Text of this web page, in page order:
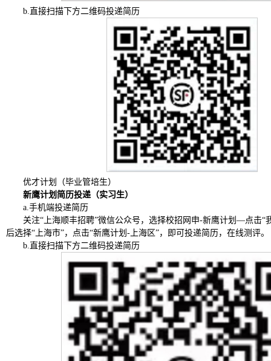
b.直接扫描下方二维码投递简历
优才计划（毕业管培生）
新鹰计划简历投递（实习生）
a.手机端投递简历
关注“上海顺丰招聘”微信公众号，选择校招网申-新鹰计划—点击“
后选择“上海市”，点击“新鹰计划-上海区”，即可投递简历，在线测评。
b.直接扫描下方二维码投递简历